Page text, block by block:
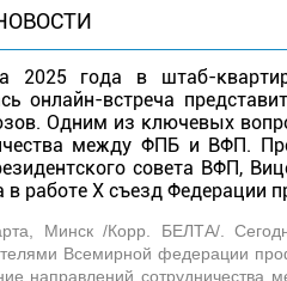
2025 года в штаб-
онлайн-встреча
Одним из ключевых
между ФПБ и ВФП.
совета ВФП,
в работе Х съезд Федерации
Минск /Корр. БЕЛТА/.
Всемирной федерации
направлений